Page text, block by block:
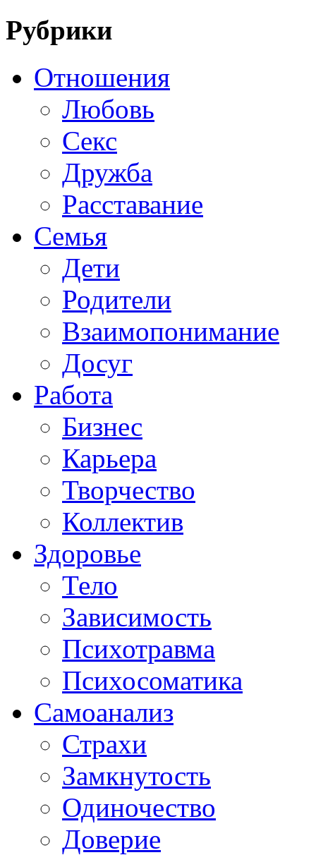
Рубрики
Отношения
Любовь
Секс
Дружба
Расставание
Семья
Дети
Родители
Взаимопонимание
Досуг
Работа
Бизнес
Карьера
Творчество
Коллектив
Здоровье
Тело
Зависимость
Психотравма
Психосоматика
Самоанализ
Страхи
Замкнутость
Одиночество
Доверие